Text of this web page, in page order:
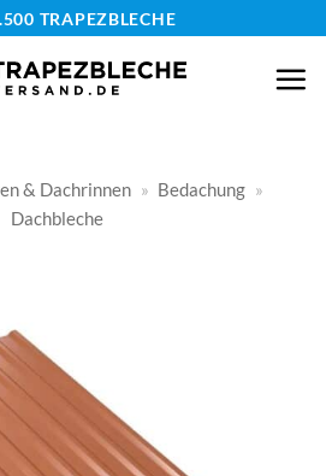
TRAPEZBLECHE
& Dachrinnen » Bedachung »
Dachbleche